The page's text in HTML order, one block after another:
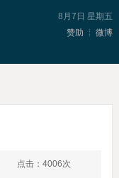
8月7日 星期五
赞助
微博
点击：4006次